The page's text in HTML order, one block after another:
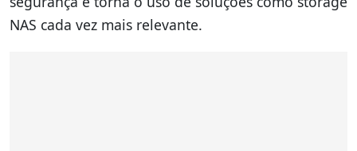
NAS cada vez mais relevante.